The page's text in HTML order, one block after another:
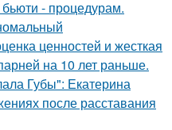
- процедурам.
ценностей и жесткая
на 10 лет раньше.
Губы": Екатерина
после расставания